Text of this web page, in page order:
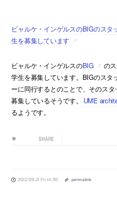
ビャルケ・インゲルスのBIGのス
生を募集しています
ビャルケ・インゲルスのBIG
の
学生を募集しています。BIGのスタ
ーに同行するとのことで、そのス
募集しているそうです。
UME
るようです。
SHARE
2012.09.21 Fri 14:30 permalink